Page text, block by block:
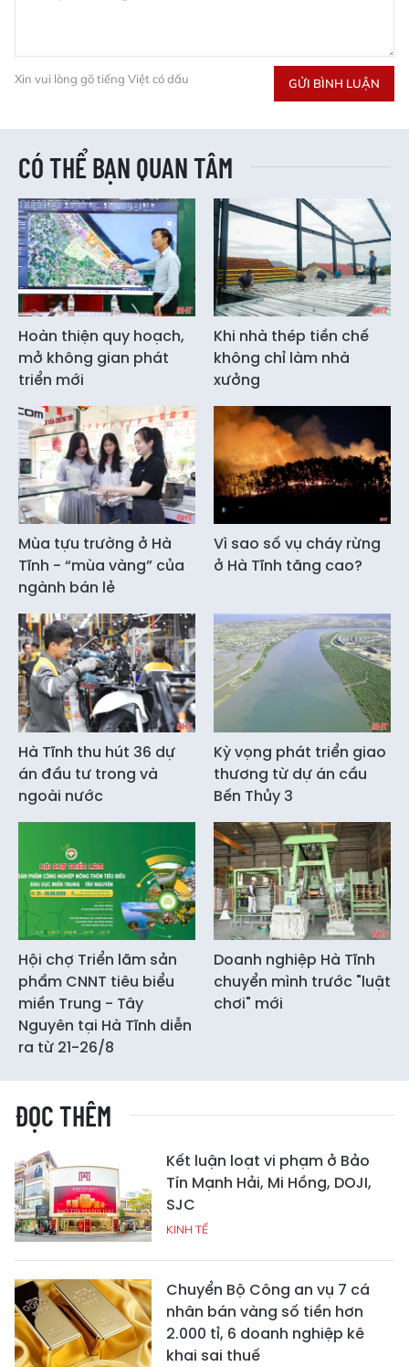
Xin vui lòng gõ tiếng Việt có dấu GỬI BÌNH LUẬN
CÓ THỂ BẠN QUAN TÂM
Hoàn thiện quy hoạch,
mở không gian phát
triển mới
Khi nhà thép tiền chế
không chỉ làm nhà
xưởng
Mùa tựu trường ở Hà
Tĩnh - “mùa vàng” của
ngành bán lẻ
Vì sao số vụ cháy rừng
ở Hà Tĩnh tăng cao?
Hà Tĩnh thu hút 36 dự
án đầu tư trong và
ngoài nước
Kỳ vọng phát triển giao
thương từ dự án cầu
Bến Thủy 3
Hội chợ Triển lãm sản
phẩm CNNT tiêu biểu
miền Trung - Tây
Nguyên tại Hà Tĩnh diễn
ra từ 21-26/8
Doanh nghiệp Hà Tĩnh
chuyển mình trước "luật
chơi" mới
ĐỌC THÊM
Kết luận loạt vi phạm ở Bảo
Tín Mạnh Hải, Mi Hồng, DOJI,
SJC
KINH TẾ
Chuyển Bộ Công an vụ 7 cá
nhân bán vàng số tiền hơn
2.000 tỉ, 6 doanh nghiệp kê
khai sai thuế